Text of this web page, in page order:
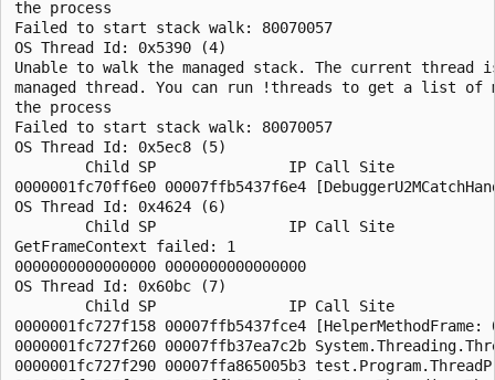
the process
Failed to start stack walk: 80070057
OS Thread Id: 0x5390 (4)
Unable to walk the managed stack. The current
managed thread. You can run !threads to get a list of
the process
Failed to start stack walk: 80070057
OS Thread Id: 0x5ec8 (5)
        Child SP               IP Call Site
0000001fc70ff6e0 00007ffb5437f6e4
OS Thread Id: 0x4624 (6)
        Child SP               IP Call Site
GetFrameContext failed: 1
0000000000000000 0000000000000000
OS Thread Id: 0x60bc (7)
        Child SP               IP Call Site
0000001fc727f158 00007ffb5437fce4
0000001fc727f260 00007ffb37ea7c2b
0000001fc727f290 00007ffa865005b3